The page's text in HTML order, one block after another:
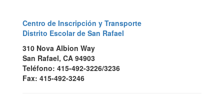
Centro de Inscripción y Transporte
Distrito Escolar de San Rafael
310 Nova Albion Way
San Rafael, CA 94903
Teléfono: 415-492-3226/3236
Fax: 415-492-3246